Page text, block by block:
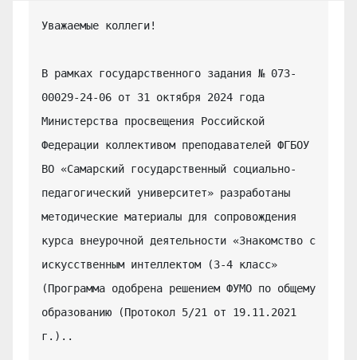
Уважаемые коллеги!
В рамках государственного задания № 073-
00029-24-06 от 31 октября 2024 года
Министерства просвещения Российской
Федерации коллективом преподавателей ФГБОУ
ВО «Самарский государственный социально-
педагогический университет» разработаны
методические материалы для сопровождения
курса внеурочной деятельности «Знакомство с
искусственным интеллектом (3-4 класс»
(Программа одобрена решением ФУМО по общему
образованию (Протокол 5/21 от 19.11.2021
г.)..